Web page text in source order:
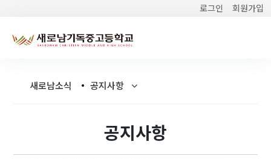
로그인 회원가입
새로남소식 공지사항
공지사항